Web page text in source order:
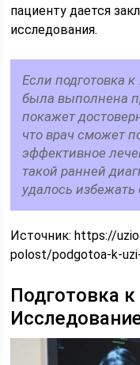
пациенту дается
исследования.
Если подготовка
была выполнена
покажет
что врач сможет
эффективное
такой ранней
удалось избежать
Источник:https://
polost/podgotoa-k-
Подготовка